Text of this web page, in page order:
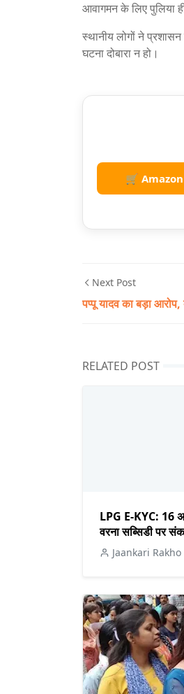
आवागमन के लिए पुलिया
स्थानीय लोगों ने
घटना दोबारा न हो।
🛒 Amazon
Next Post
पप्पू यादव का बड़ा
RELATED POST
LPG E-KYC: 16
वरना सब्सिडी पर
Jaankari Rakho